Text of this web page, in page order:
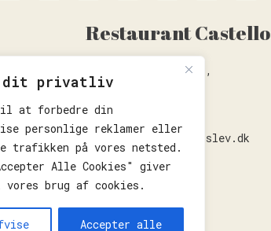
dit privatliv
at forbedre din
personlige reklamer eller
trafikken på vores netsted.
Alle Cookies" giver
brug af cookies.
Accepter alle
Restaurant Castello
Ved Stormklokken 2B,
6100 Haderslev
+45 93 92 98 50
info@castello-haderslev.dk